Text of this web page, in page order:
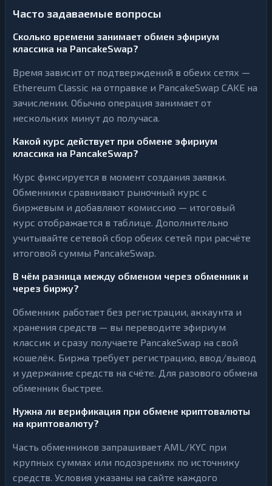
Часто задаваемые вопросы
Сколько времени занимает обмен эфириум
классика на PancakeSwap?
Время зависит от подтверждений в обеих сетях —
Ethereum Classic на отправке и PancakeSwap CAKE на
зачислении. Обычно операция занимает от
нескольких минут до получаса.
Какой курс действует при обмене эфириум
классика на PancakeSwap?
Курс фиксируется в момент создания заявки.
Обменники сравнивают рыночный курс с
биржевым и добавляют комиссию — итоговый
курс отображается в таблице. Дополнительно
учитывайте сетевой сбор обеих сетей при расчёте
итоговой суммы PancakeSwap.
В чём разница между обменом через обменник и
через биржу?
Обменник работает без регистрации, аккаунта и
хранения средств — вы переводите эфириум
классик и сразу получаете PancakeSwap на свой
кошелёк. Биржа требует регистрацию, ввод/вывод
и удержание средств на счёте. Для разового обмена
обменник быстрее.
Нужна ли верификация при обмене криптовалюты
на криптовалюту?
Часть обменников запрашивает AML/KYC при
крупных суммах или подозрениях по источнику
средств. Условия указаны на сайте каждого